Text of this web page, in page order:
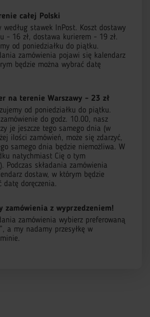
całej Polski
według stawek InPost. Koszt dostawy
- 16 zł, dostawa kurierem - 19 zł.
od poniedziałku do piątku.
zamówienia pojawi się kalendarz
będzie można wybrać datę
na terenie Warszawy - 23 zł
od poniedziałku do piątku.
zamówienie do godz. 10.00, nasz
je jeszcze tego samego dnia (w
ilości zamówień, może się zdarzyć,
samego dnia będzie niemożliwa. W
natychmiast Cię o tym
Podczas składania zamówienia
dostaw, w którym będzie
datę doręczenia.
zamówienia z wyprzedzeniem!
zamówienia wybierz preferowaną
a my nadamy przesyłkę w